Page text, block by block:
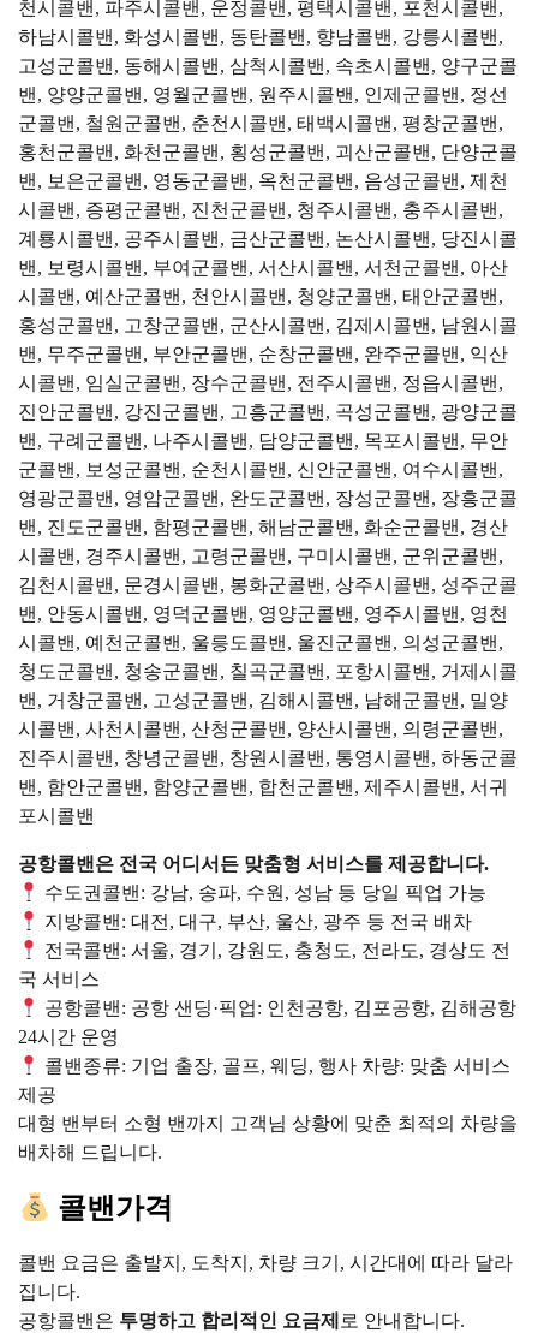
천시콜밴, 파주시콜밴, 운정콜밴, 평택시콜밴, 포천시콜밴,
하남시콜밴, 화성시콜밴, 동탄콜밴, 향남콜밴, 강릉시콜밴,
고성군콜밴, 동해시콜밴, 삼척시콜밴, 속초시콜밴, 양구군콜
밴, 양양군콜밴, 영월군콜밴, 원주시콜밴, 인제군콜밴, 정선
군콜밴, 철원군콜밴, 춘천시콜밴, 태백시콜밴, 평창군콜밴,
홍천군콜밴, 화천군콜밴, 횡성군콜밴, 괴산군콜밴, 단양군콜
밴, 보은군콜밴, 영동군콜밴, 옥천군콜밴, 음성군콜밴, 제천
시콜밴, 증평군콜밴, 진천군콜밴, 청주시콜밴, 충주시콜밴,
계룡시콜밴, 공주시콜밴, 금산군콜밴, 논산시콜밴, 당진시콜
밴, 보령시콜밴, 부여군콜밴, 서산시콜밴, 서천군콜밴, 아산
시콜밴, 예산군콜밴, 천안시콜밴, 청양군콜밴, 태안군콜밴,
홍성군콜밴, 고창군콜밴, 군산시콜밴, 김제시콜밴, 남원시콜
밴, 무주군콜밴, 부안군콜밴, 순창군콜밴, 완주군콜밴, 익산
시콜밴, 임실군콜밴, 장수군콜밴, 전주시콜밴, 정읍시콜밴,
진안군콜밴, 강진군콜밴, 고흥군콜밴, 곡성군콜밴, 광양군콜
밴, 구례군콜밴, 나주시콜밴, 담양군콜밴, 목포시콜밴, 무안
군콜밴, 보성군콜밴, 순천시콜밴, 신안군콜밴, 여수시콜밴,
영광군콜밴, 영암군콜밴, 완도군콜밴, 장성군콜밴, 장흥군콜
밴, 진도군콜밴, 함평군콜밴, 해남군콜밴, 화순군콜밴, 경산
시콜밴, 경주시콜밴, 고령군콜밴, 구미시콜밴, 군위군콜밴,
김천시콜밴, 문경시콜밴, 봉화군콜밴, 상주시콜밴, 성주군콜
밴, 안동시콜밴, 영덕군콜밴, 영양군콜밴, 영주시콜밴, 영천
시콜밴, 예천군콜밴, 울릉도콜밴, 울진군콜밴, 의성군콜밴,
청도군콜밴, 청송군콜밴, 칠곡군콜밴, 포항시콜밴, 거제시콜
밴, 거창군콜밴, 고성군콜밴, 김해시콜밴, 남해군콜밴, 밀양
시콜밴, 사천시콜밴, 산청군콜밴, 양산시콜밴, 의령군콜밴,
진주시콜밴, 창녕군콜밴, 창원시콜밴, 통영시콜밴, 하동군콜
밴, 함안군콜밴, 함양군콜밴, 합천군콜밴, 제주시콜밴, 서귀
포시콜밴
공항콜밴은 전국 어디서든 맞춤형 서비스를 제공합니다.
수도권콜밴: 강남, 송파, 수원, 성남 등 당일 픽업 가능
지방콜밴: 대전, 대구, 부산, 울산, 광주 등 전국 배차
전국콜밴: 서울, 경기, 강원도, 충청도, 전라도, 경상도 전
국 서비스
공항콜밴: 공항 샌딩·픽업: 인천공항, 김포공항, 김해공항
24시간 운영
콜밴종류: 기업 출장, 골프, 웨딩, 행사 차량: 맞춤 서비스
제공
대형 밴부터 소형 밴까지 고객님 상황에 맞춘 최적의 차량을
배차해 드립니다.
콜밴가격
콜밴 요금은 출발지, 도착지, 차량 크기, 시간대에 따라 달라
집니다.
공항콜밴은 투명하고 합리적인 요금제 로 안내합니다.